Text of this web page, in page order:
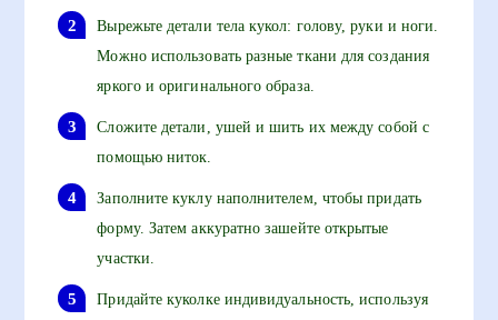
Вырежьте детали тела кукол: голову, руки и ноги.
Можно использовать разные ткани для создания
яркого и оригинального образа.
Сложите детали, ушей и шить их между собой с
помощью ниток.
Заполните куклу наполнителем, чтобы придать
форму. Затем аккуратно зашейте открытые
участки.
Придайте куколке индивидуальность, используя